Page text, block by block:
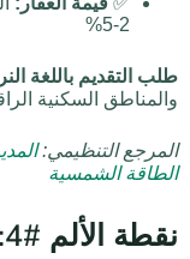
2-5%
طلب التقديم باللغة
والمناطق السكنية
المرجع التنظيمي:
الطاقة الشمسية
نقطة الألم #4: أعطال النقاط الساخنة